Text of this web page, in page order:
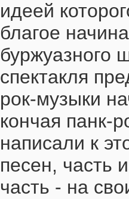
идеей
благое
буржуазного
спектакля
рок-музыки
кончая панк-
написали к
песен, часть
часть - на